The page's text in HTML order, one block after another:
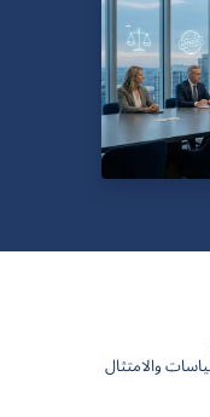
والامتثال